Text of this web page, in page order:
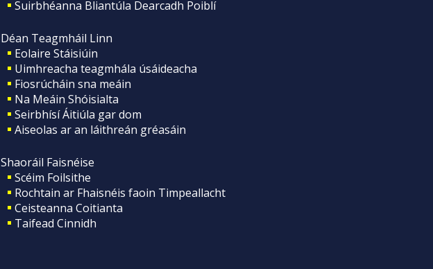
Suirbhéanna Bliantúla Dearcadh Poiblí
Déan Teagmháil Linn
Eolaire Stáisiúin
Uimhreacha teagmhála úsáideacha
Fiosrúcháin sna meáin
Na Meáin Shóisialta
Seirbhísí Áitiúla gar dom
Aiseolas ar an láithreán gréasáin
Shaoráil Faisnéise
Scéim Foilsithe
Rochtain ar Fhaisnéis faoin Timpeallacht
Ceisteanna Coitianta
Taifead Cinnidh